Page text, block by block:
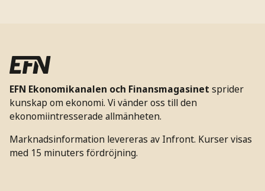
EFN Ekonomikanalen och Finansmagasinet sprider
kunskap om ekonomi. Vi vänder oss till den
ekonomiintresserade allmänheten.
Marknadsinformation levereras av Infront. Kurser visas
med 15 minuters fördröjning.